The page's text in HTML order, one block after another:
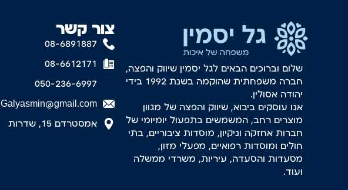
צור קשר
08-6891887
08-6612171
050-236-6997
Galyasmin@gmail.com
אמסטרדם 15, שדרות
שלום וברוכים הבאים לגל יסמין שיווק והפצה,
חברה משפחתית שהוקמה בשנת 1992 בידי
יהודה אסולין.
אנו עוסקים ביבוא, שיווק והפצה של מגוון
מוצרים רחב, המשמשים בתפעול יומיומי של
חברות אחזקה וניקיון, מוסדות ציבוריים, בתי
חולים ומוסדות רפואיים, מפעלי מזון,
מסעדות והסעדה, עיריות, משרדי ממשלה
ועוד.